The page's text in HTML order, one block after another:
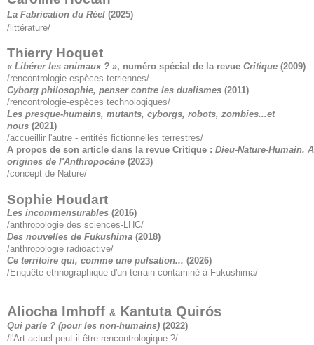
La Fabrication du Réel (2025)
/littérature/
Thierry Hoquet
« Libérer les animaux ? », numéro spécial de la revue Critique (2009)
/rencontrologie-espèces terriennes/
Cyborg philosophie, penser contre les dualismes (2011)
/rencontrologie-espèces technologiques/
Les presque-humains, mutants, cyborgs, robots, zombies...et
nous (2021)
/accueillir l'autre - entités fictionnelles terrestres/
A propos de son article dans la revue Critique : Dieu-Nature-Humain.
origines de l'Anthropocène (2023)
/concept de Nature/
Sophie Houdart
Les incommensurables (2016)
/anthropologie des sciences-LHC/
Des nouvelles de Fukushima (2018)
/anthropologie radioactive/
Ce territoire qui, comme une pulsation... (2026)
/Enquête ethnographique d'un terrain contaminé à Fukushima/
Aliocha Imhoff & Kantuta Quirós
Qui parle ? (pour les non-humains) (2022)
/l'Art actuel peut-il être rencontrologique ?/